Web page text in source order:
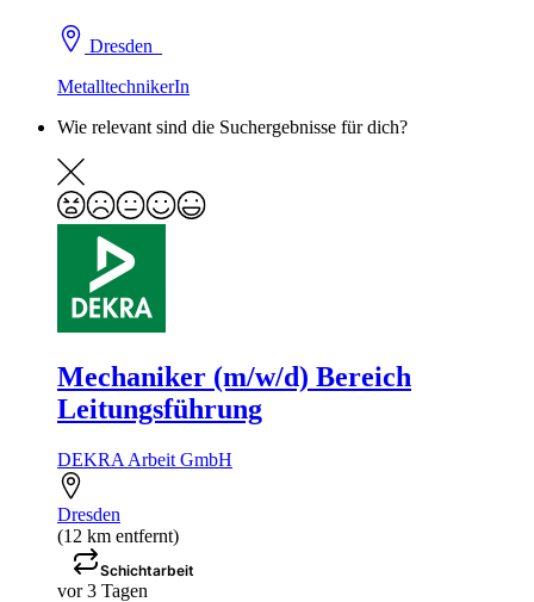
Dresden
MetalltechnikerIn
Wie relevant sind die Suchergebnisse für dich?
Mechaniker (m/w/d) Bereich
Leitungsführung
DEKRA Arbeit GmbH
Dresden
(12 km entfernt)
Schichtarbeit
vor 3 Tagen